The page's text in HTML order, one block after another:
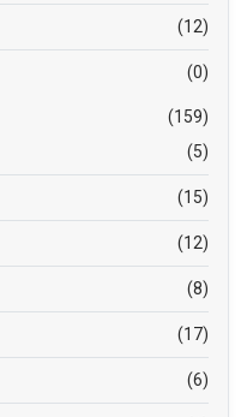
(12)
(0)
(159)
(5)
(15)
(12)
(8)
(17)
(6)